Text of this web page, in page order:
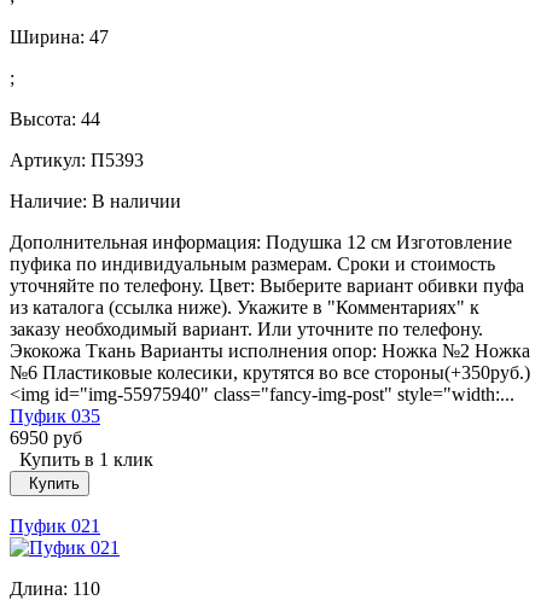
Ширина: 47
;
Высота: 44
Артикул: П5393
Наличие: В наличии
Дополнительная информация: Подушка 12 см Изготовление
пуфика по индивидуальным размерам. Сроки и стоимость
уточняйте по телефону. Цвет: Выберите вариант обивки пуфа
из каталога (ссылка ниже). Укажите в "Комментариях" к
заказу необходимый вариант. Или уточните по телефону.
Экокожа Ткань Варианты исполнения опор: Ножка №2 Ножка
№6 Пластиковые колесики, крутятся во все стороны(+350руб.)
<img id="img-55975940" class="fancy-img-post" style="width:...
Пуфик 035
6950 руб
Купить в 1 клик
Купить
Пуфик 021
Длина: 110